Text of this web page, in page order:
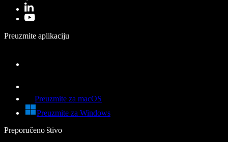
Preuzmite aplikaciju
Preuzmite za macOS
Preuzmite za Windows
Preporučeno štivo